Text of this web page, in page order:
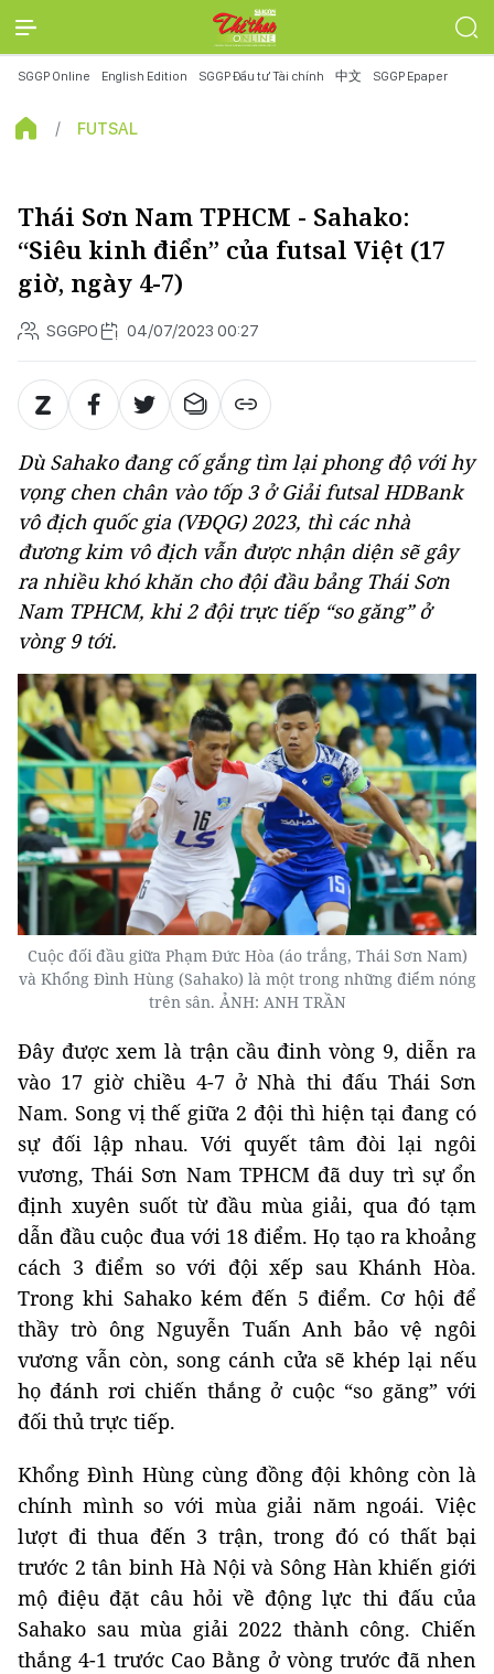
SGGP Online English Edition SGGP Đầu tư Tài chính 中文 SGGP Epaper
FUTSAL
Thái Sơn Nam TPHCM - Sahako:
“Siêu kinh điển” của futsal Việt (17
giờ, ngày 4-7)
SGGPO 04/07/2023 00:27
Dù Sahako đang cố gắng tìm lại phong độ với hy
vọng chen chân vào tốp 3 ở Giải futsal HDBank
vô địch quốc gia (VĐQG) 2023, thì các nhà
đương kim vô địch vẫn được nhận diện sẽ gây
ra nhiều khó khăn cho đội đầu bảng Thái Sơn
Nam TPHCM, khi 2 đội trực tiếp “so găng” ở
vòng 9 tới.
Cuộc đối đầu giữa Phạm Đức Hòa (áo trắng, Thái Sơn Nam)
và Khổng Đình Hùng (Sahako) là một trong những điểm nóng
trên sân. ẢNH: ANH TRẦN
Đây được xem là trận cầu đinh vòng 9, diễn ra
vào 17 giờ chiều 4-7 ở Nhà thi đấu Thái Sơn
Nam. Song vị thế giữa 2 đội thì hiện tại đang có
sự đối lập nhau. Với quyết tâm đòi lại ngôi
vương, Thái Sơn Nam TPHCM đã duy trì sự ổn
định xuyên suốt từ đầu mùa giải, qua đó tạm
dẫn đầu cuộc đua với 18 điểm. Họ tạo ra khoảng
cách 3 điểm so với đội xếp sau Khánh Hòa.
Trong khi Sahako kém đến 5 điểm. Cơ hội để
thầy trò ông Nguyễn Tuấn Anh bảo vệ ngôi
vương vẫn còn, song cánh cửa sẽ khép lại nếu
họ đánh rơi chiến thắng ở cuộc “so găng” với
đối thủ trực tiếp.
Khổng Đình Hùng cùng đồng đội không còn là
chính mình so với mùa giải năm ngoái. Việc
lượt đi thua đến 3 trận, trong đó có thất bại
trước 2 tân binh Hà Nội và Sông Hàn khiến giới
mộ điệu đặt câu hỏi về động lực thi đấu của
Sahako sau mùa giải 2022 thành công. Chiến
thắng 4-1 trước Cao Bằng ở vòng trước đã nhen